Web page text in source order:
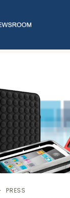
PRESS